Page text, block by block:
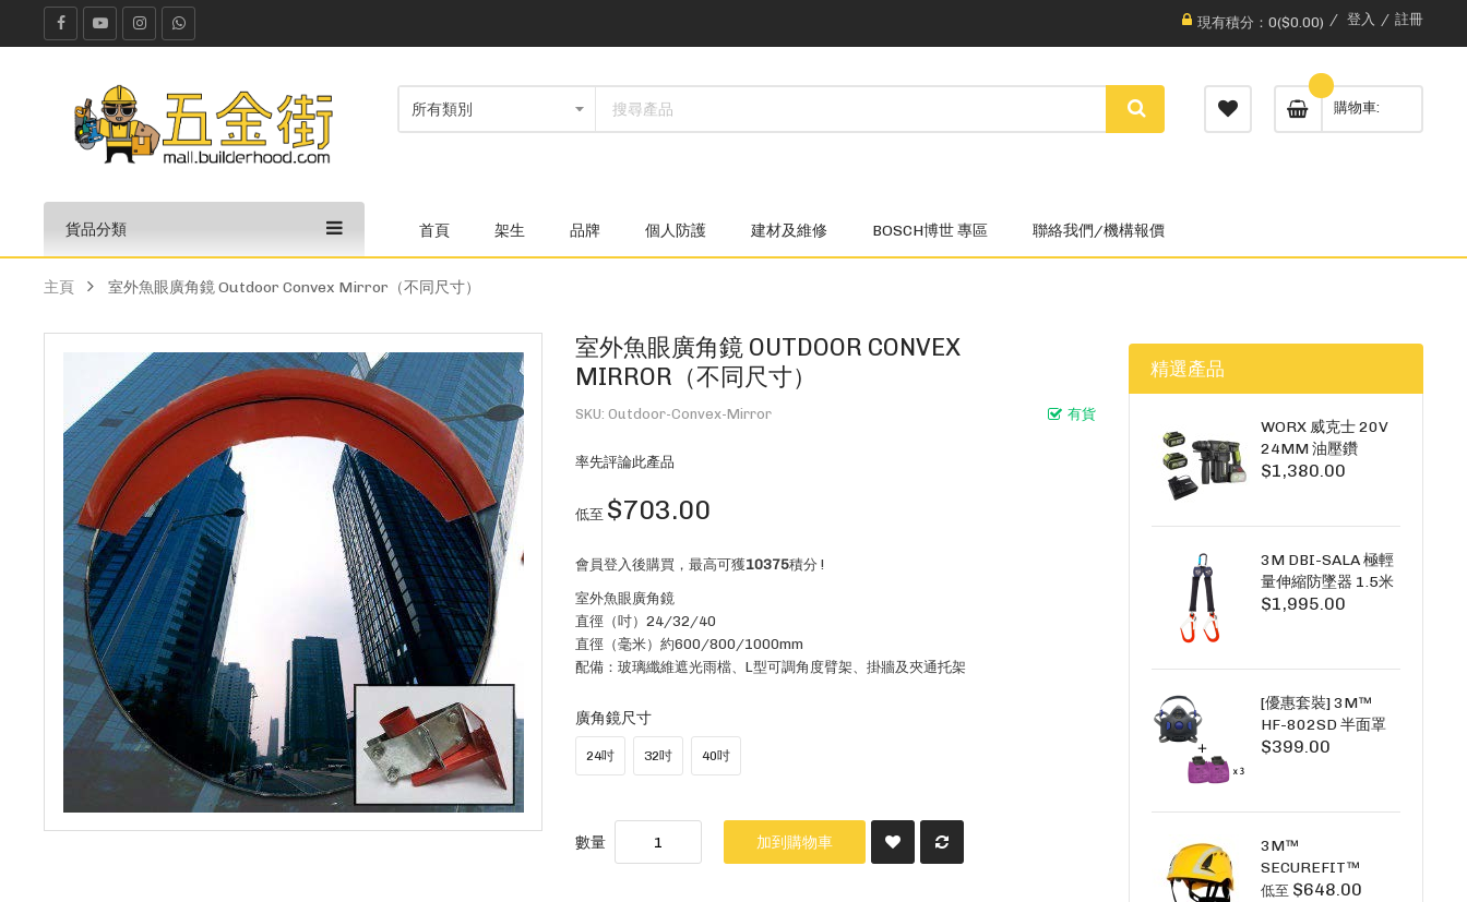
現有積分：0($0.00) 登入 註冊
購物車
貨品分類 首頁 架生 品牌 個人防護 建材及維修 BOSCH博世 專區 聯絡我們/機構報價
主頁 室外魚眼廣角鏡 Outdoor Convex Mirror（不同尺寸）
室外魚眼廣角鏡 OUTDOOR CONVEX
MIRROR（不同尺寸）
有貨
SKU Outdoor-Convex-Mirror
率先評論此產品
低至 $703.00
會員登入後購買，最高可獲10375積分 !
室外魚眼廣角鏡
直徑（吋）24/32/40
直徑（毫米）約600/800/1000mm
配備：玻璃纖維遮光雨檔、L型可調角度臂架、掛牆及夾通托架
廣角鏡尺寸
24吋 32吋 40吋
數量 加到購物車
精選產品
WORX 威克士 20V
24MM 油壓鑽
WU385.3（雙5A電
$1,380.00
3M DBI-SALA 極輕
量伸縮防墜器 1.5米
(雙鉤) 3101754
TWINS
$1,995.00
[優惠套裝] 3M™
HF-802SD 半面罩
式呼吸防護面具 +
SECURE CLICK HF-
系列
$399.00
3M™
SECUREFIT™
X5000系列 透氣安
低至 $648.00